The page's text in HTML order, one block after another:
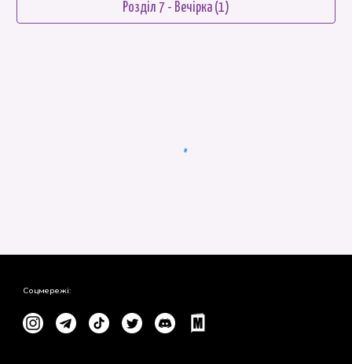
Розділ 7 - Вечірка (1)
Соцмережі: